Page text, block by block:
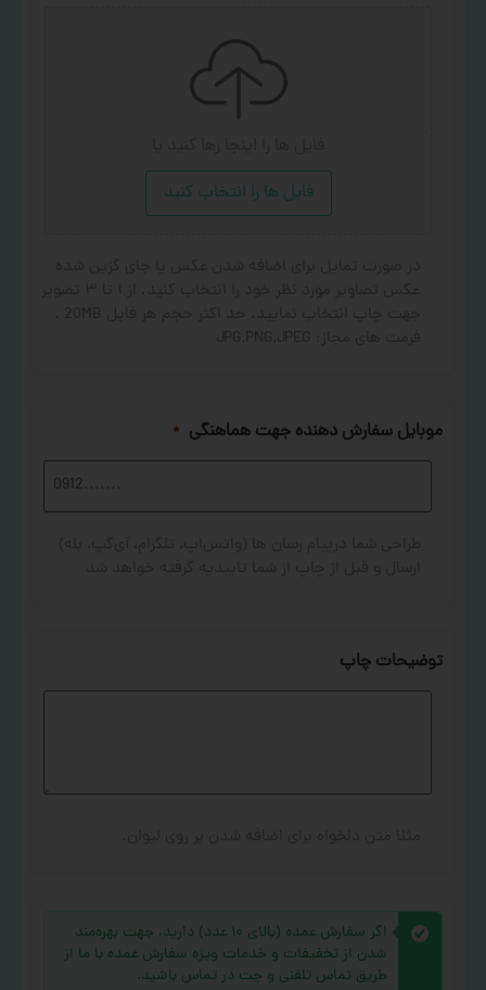
فایل ها را انتخاب کنید
موبایل سفارش دهنده جهت هماهنگی *
توضیحات چاپ
اگر سفارش عمده (بالای ۱۰ عدد) دارید، جهت بهره‌مند
شدن از تخفیفات و خدمات ویژه سفارش عمده با ما از
طریق تماس تلفنی و چت در تماس باشید.